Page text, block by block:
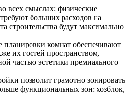
всех смыслах: физические
больших расходов на
строительства будут максимально
планировки комнат обеспечивают
их гостей пространством,
частью эстетики премиального
позволит грамотно зонировать
функциональных зон: хозблок,